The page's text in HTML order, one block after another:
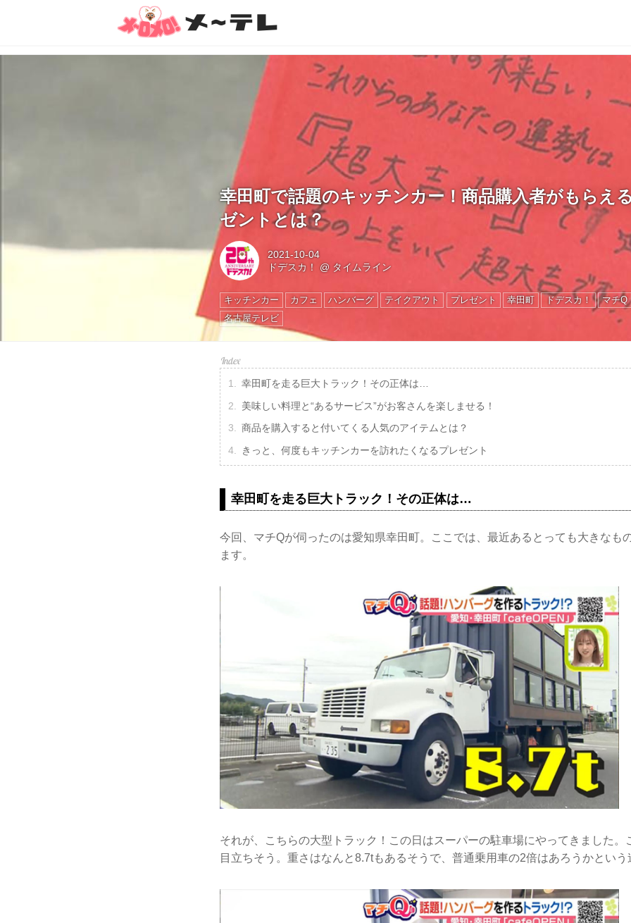
幸田町で話題のキッチンカー！商品購入者がもらえ
ゼントとは？
2021-10-04
ドデスカ！ @ タイムライン
キッチンカー カフェ ハンバーグ テイクアウト プレゼント 幸田町 ドデスカ！ マチQ
名古屋テレビ
幸田町を走る巨大トラック！その正体は…
美味しい料理と“あるサービス”がお客さんを楽しませる！
商品を購入すると付いてくる人気のアイテムとは？
きっと、何度もキッチンカーを訪れたくなるプレゼント
幸田町を走る巨大トラック！その正体は…
今回、マチQが伺ったのは愛知県幸田町。ここでは、最近あるとっても大きなも
ます。
それが、こちらの大型トラック！この日はスーパーの駐車場にやってきました。
目立ちそう。重さはなんと8.7tもあるそうで、普通乗用車の2倍はあろうかという